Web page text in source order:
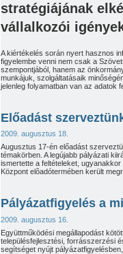
stratégiájának
vállalkozói
A kiértékelés során nyert hasznos
figyelembe venni nem csak a
szempontjából, hanem az
munkájuk, szolgáltatásaik
jelenleg folyamatban van az adatok
Előadást
2009. augusztus 18.
Augusztus 17-én előadást
témakörben. A legújabb pályázati
ismertette a feltételeket,
Központ elõadótermében került
Pályázatfigyelés a
2009. augusztus 16.
Együttműködési megállapodást
településfejlesztési, forrásszerzési
segítséget nyújt